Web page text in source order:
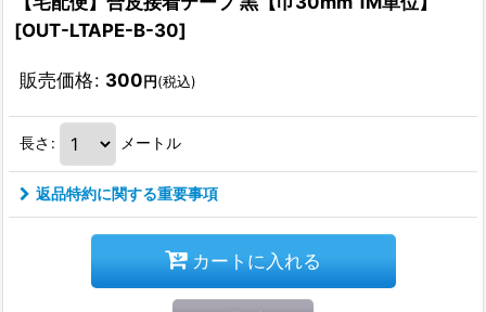
[OUT-LTAPE-B-30]
販売価格: 300円(税込)
長さ : メートル
返品特約に関する重要事項
カートに入れる